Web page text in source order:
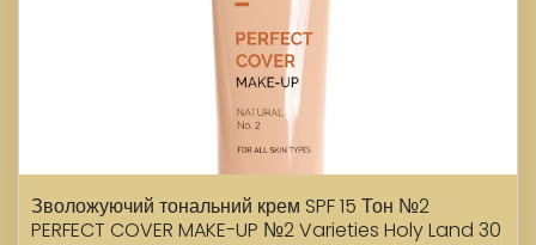
Зволожуючий тональний крем SPF 15 Тон №2
PERFECT COVER MAKE-UP №2 Varieties Holy Land 30